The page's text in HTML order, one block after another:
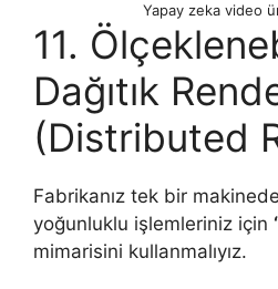
Yapay zeka video
11.
Dağıtık
(Distributed
Fabrikanız tek bir
yoğunluklu işlemleriniz için
mimarisini kullanmalıyız.